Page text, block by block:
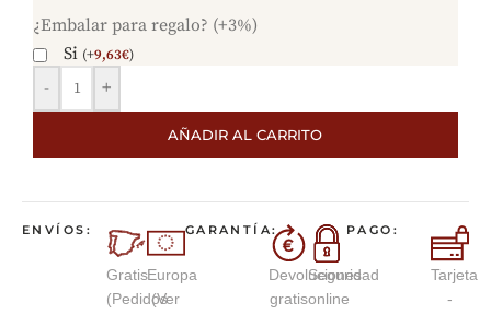
¿Embalar para regalo? (+3%)
Si (+9,63€)
- +
AÑADIR AL CARRITO
ENVÍOS:
Gratis
(Pedidos
Europa
(Ver
GARANTÍA:
Devoluciones
gratis
Seguridad
online
PAGO:
Tarjeta
-